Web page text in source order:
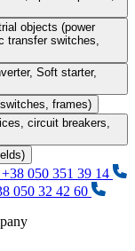
objects (power
transfer switches,
Soft starter,
frames)
circuit breakers,
+38 050 351 39 14
050 32 42 60